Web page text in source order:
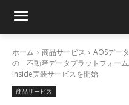
ホーム 商品サービス
AOSデー
の「不動産データプラットフォー
Inside実装サービスを開始
商品サービス